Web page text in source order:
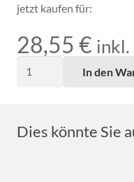
jetzt kaufen für:
28,55 € inkl.
Schaltschloss
In den
Dies könnte Sie